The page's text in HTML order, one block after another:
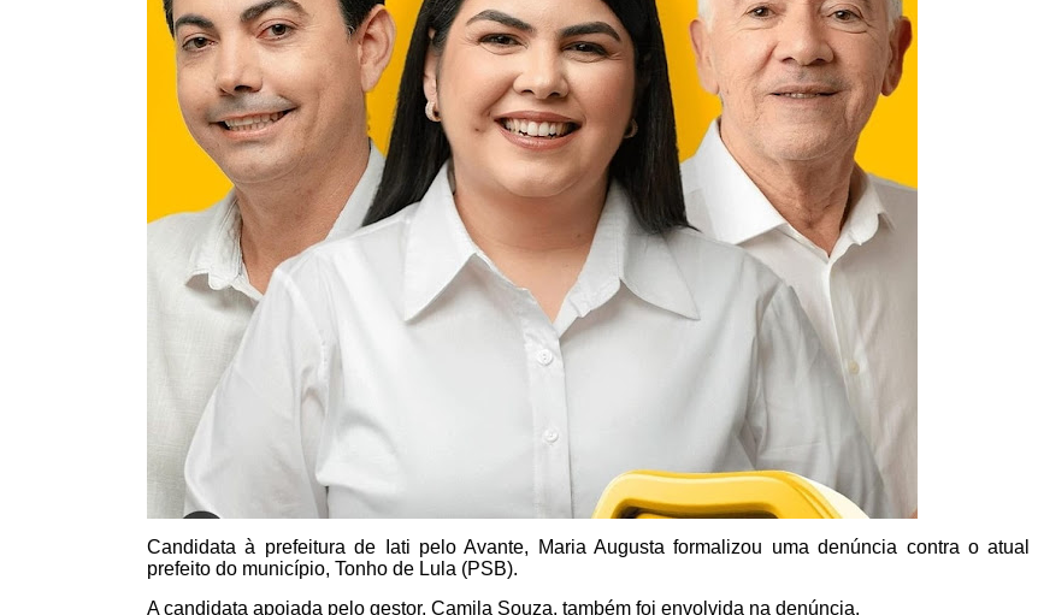
Candidata à prefeitura de Iati pelo Avante, Maria Augusta formalizou uma denúncia contra o atual
prefeito do município, Tonho de Lula (PSB).
A candidata apoiada pelo gestor, Camila Souza, também foi envolvida na denúncia.